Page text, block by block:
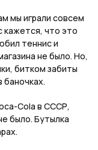
мы играли совсем
кажется, что это
теннис и
не было. Но,
битком забиты
баночках.
-Cola в СССР,
было. Бутылка